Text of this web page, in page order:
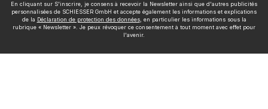
Plus d'informations sur nos évaluations
En cliquant sur S'inscrire, je consens à recevoir la Newsletter ainsi que d'autres publicités
personnalisées de SCHIESSER GmbH et accepte également les informations et explications
de la Déclaration de protection des données, en particulier les informations sous la
rubrique « Newsletter ». Je peux révoquer ce consentement à tout moment avec effet pour
l'avenir.